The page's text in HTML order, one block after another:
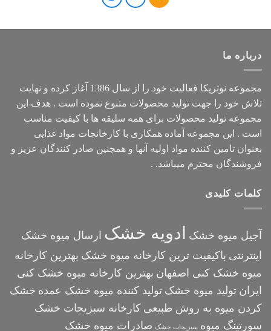
درباره ما
مجموعه نوتریکا
فعالیت خود را از سال 1386 آغاز کرده و نهایت
تلاش خود را جهت تولید محصولات متنوع نموده است . هدف این
مجموعه تولید محصولات برای همه سلیقه ها با کیفیت مناسب
است . این مجموعه آماده همکاری با کارخانجات مواد غذایی
بعنوان تامین کننده مواد اولیه آنها و همچنین صادر کنندگان عزیز و
فروشندگان محترم میباشد. .
کلمات کلیدی
آجیل میوه خشک ادویه خشک ارسال میوه خشک
اینترنتی باکیفیت ترین کارخانه میوه خشک بهترین کارخانه
میوه خشک کنی اصفهان بهترین کارخانه میوه خشک کنی
ایران تولید میوه خشک تولید کننده میوه خشک عمده خشک
کردن میوه به روش طبیعی کارخانه سبزیجات خشک
سورتینگ میوه سبزیجات خشک صادرات میوه خشک